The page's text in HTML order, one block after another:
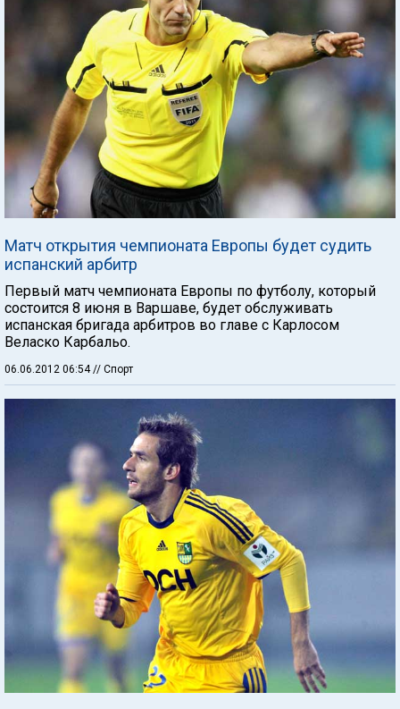
Матч открытия чемпионата Европы будет судить
испанский арбитр
Первый матч чемпионата Европы по футболу, который
состоится 8 июня в Варшаве, будет обслуживать
испанская бригада арбитров во главе с Карлосом
Веласко Карбальо.
06.06.2012 06:54// Спорт